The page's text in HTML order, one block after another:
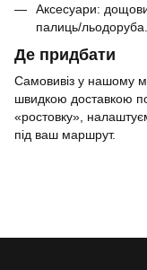
Аксесуари:
палиць/льодоруба.
Де придбати
Самовивіз у нашому
швидкою доставкою
«ростовку»,
під ваш маршрут.